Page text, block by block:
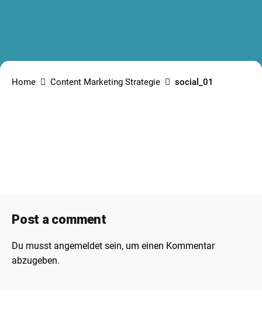
Home Content Marketing Strategie social_01
Post a comment
Du musst angemeldet sein, um einen Kommentar
abzugeben.